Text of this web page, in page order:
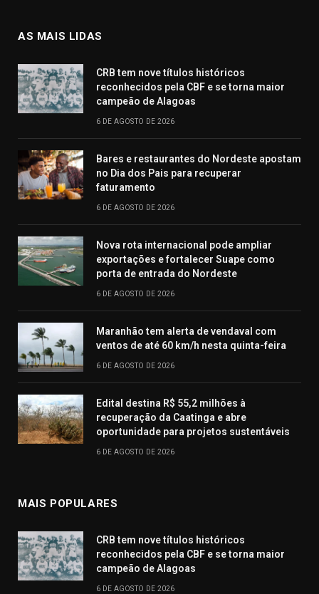
AS MAIS LIDAS
CRB tem nove títulos históricos
reconhecidos pela CBF e se torna maior
campeão de Alagoas
6 DE AGOSTO DE 2026
Bares e restaurantes do Nordeste apostam
no Dia dos Pais para recuperar
faturamento
6 DE AGOSTO DE 2026
Nova rota internacional pode ampliar
exportações e fortalecer Suape como
porta de entrada do Nordeste
6 DE AGOSTO DE 2026
Maranhão tem alerta de vendaval com
ventos de até 60 km/h nesta quinta-feira
6 DE AGOSTO DE 2026
Edital destina R$ 55,2 milhões à
recuperação da Caatinga e abre
oportunidade para projetos sustentáveis
6 DE AGOSTO DE 2026
MAIS POPULARES
CRB tem nove títulos históricos
reconhecidos pela CBF e se torna maior
campeão de Alagoas
6 DE AGOSTO DE 2026